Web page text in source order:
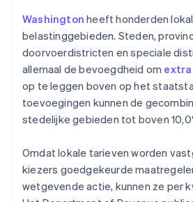
Washington heeft honderden
belastinggebieden. Steden,
doorvoerdistricten en speciale
allemaal de bevoegdheid om
op te leggen boven op het
toevoegingen kunnen de
stedelijke gebieden tot boven
Omdat lokale tarieven worden
kiezers goedgekeurde
wetgevende actie, kunnen ze per